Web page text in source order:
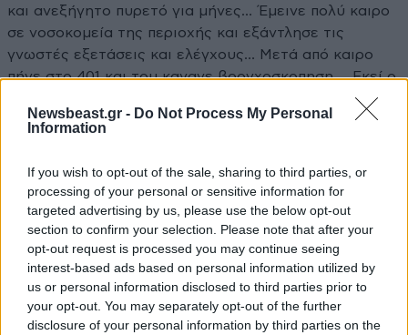
Newsbeast.gr - Do Not Process My Personal
Information
If you wish to opt-out of the sale, sharing to third parties, or
processing of your personal or sensitive information for
targeted advertising by us, please use the below opt-out
section to confirm your selection. Please note that after your
opt-out request is processed you may continue seeing
interest-based ads based on personal information utilized by
us or personal information disclosed to third parties prior to
your opt-out. You may separately opt-out of the further
disclosure of your personal information by third parties on the
και ανεξήγητο πυρετό για μήνες… Έμεινε πολύ καιρο
σε νοσοκομεία της περιοχής και εξάντλησε τις
γνωστές εξετάσεις και ελέγχους… Μετά από καιρο
πήγε στο 401 και του κανανε βρογχοσκοπηση…. Εκεί ο
πνευμονολόγος βρήκε τα σημάδια της φυματίωσης
πάνω στους πνεύμονες και έτσι ξεκινησε θεραπεία για
ανθεκτική!
Απαντήστε 0